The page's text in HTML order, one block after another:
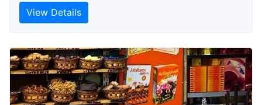
View Details